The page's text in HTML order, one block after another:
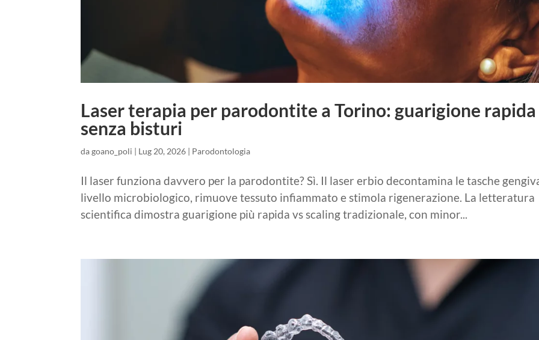
Laser terapia per parodontite a Torino: guarigione rapida
senza bisturi
dagoano_poli | Lug 20, 2026 | Parodontologia
Il laser funziona davvero per la parodontite? Sì. Il laser erbio decontamina le tasche
livello microbiologico, rimuove tessuto infiammato e stimola rigenerazione. La letteratura
scientifica dimostra guarigione più rapida vs scaling tradizionale, con minor...